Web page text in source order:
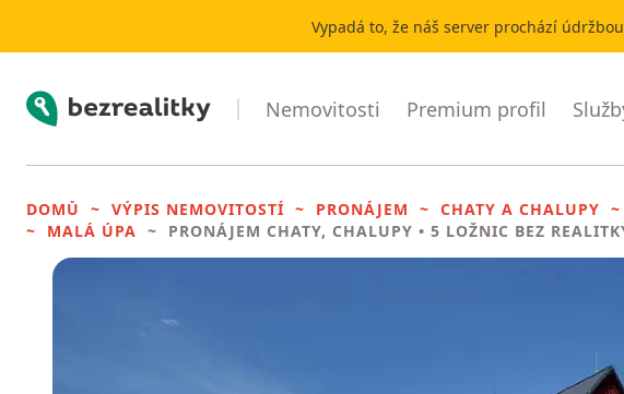
Vypadá to, že náš server prochází
Bezrealitky Nemovitosti Premium profil
DOMŮ VÝPIS NEMOVITOSTÍ PRONÁJEM CHATY A CHALUPY
MALÁ ÚPA
PRONÁJEM CHATY, CHALUPY • 5 LOŽNIC BEZ